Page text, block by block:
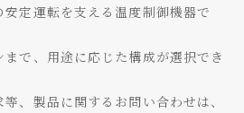
定運転を支える温度制御機器で
で、用途に応じた構成が選択でき
、製品に関するお問い合わせは、